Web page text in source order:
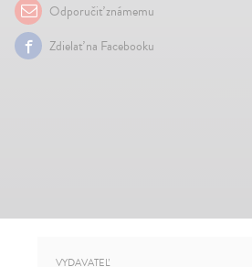
Odporučiť známemu
Zdielať na Facebooku
VYDAVATEĽ